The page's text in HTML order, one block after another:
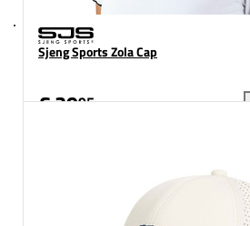
Sjeng Sports Zola Cap
€ 2995